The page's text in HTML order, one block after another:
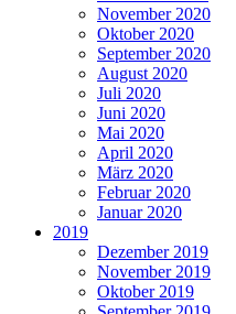
November 2020
Oktober 2020
September 2020
August 2020
Juli 2020
Juni 2020
Mai 2020
April 2020
März 2020
Februar 2020
Januar 2020
2019
Dezember 2019
November 2019
Oktober 2019